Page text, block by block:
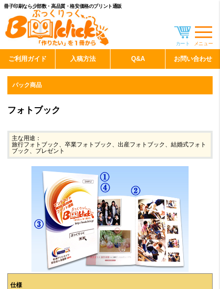
冊子印刷なら少部数・高品質・格安価格のプリント通販
カート メニュー
ご利用ガイド 入稿方法 Q&A お問い合わせ
パック商品
フォトブック
主な用途：
旅行フォトブック、卒業フォトブック、出産フォトブック、結婚式フォト
ブック、プレゼント
仕様